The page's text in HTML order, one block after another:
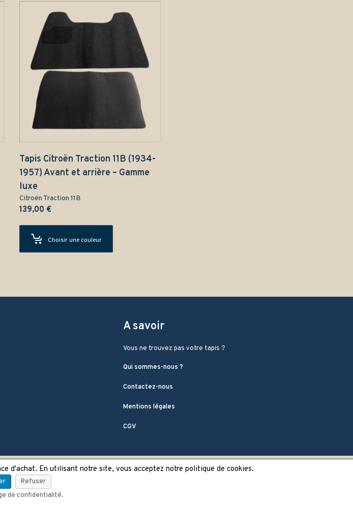
Tapis Citroën Traction 11B (1934-
1957) Avant et arrière – Gamme
luxe
Citroën Traction 11B
139,00 €
Choisir une couleur
A savoir
Vous ne trouvez pas votre tapis ?
Qui sommes-nous ?
Contactez-nous
Mentions légales
CGV
d'achat. En utilisant notre site, vous acceptez notre politique de cookies.
Refuser
de confidentialité.